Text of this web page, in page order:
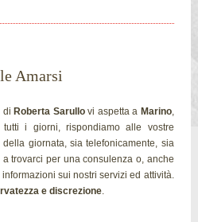
Amarsi
di Roberta Sarullovi aspetta a Marino,
i giorni, rispondiamo alle vostre
giornata, sia telefonicamente, sia
trovarci per una consulenza o, anche
sui nostri servizi ed attività.
e discrezione.